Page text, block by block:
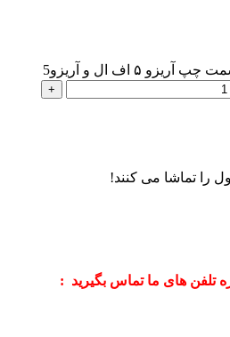
چراغ عقب روی گلگیر سمت چپ آریزو ۵ اف ال و آریزو5
را تماشا می کنند!
تلفن های ما تماس بگیرید :